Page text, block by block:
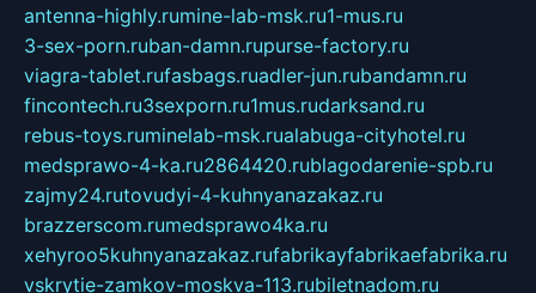
antenna-highly.rumine-lab-msk.ru1-mus.ru
3-sex-porn.ruban-damn.rupurse-factory.ru
viagra-tablet.rufasbags.ruadler-jun.rubandamn.ru
fincontech.ru3sexporn.ru1mus.rudarksand.ru
rebus-toys.ruminelab-msk.rualabuga-cityhotel.ru
medsprawo-4-ka.ru2864420.rublagodarenie-spb.ru
zajmy24.rutovudyi-4-kuhnyanazakaz.ru
brazzerscom.rumedsprawo4ka.ru
xehyroo5kuhnyanazakaz.rufabrikayfabrikaefabrika.ru
vskrytie-zamkov-moskva-113.rubiletnadom.ru